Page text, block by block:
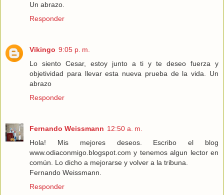
Un abrazo.
Responder
Vikingo 9:05 p. m.
Lo siento Cesar, estoy junto a ti y te deseo fuerza y
objetividad para llevar esta nueva prueba de la vida. Un
abrazo
Responder
Fernando Weissmann 12:50 a. m.
Hola! Mis mejores deseos. Escribo el blog
www.odiaconmigo.blogspot.com y tenemos algun lector en
común. Lo dicho a mejorarse y volver a la tribuna.
Fernando Weissmann.
Responder